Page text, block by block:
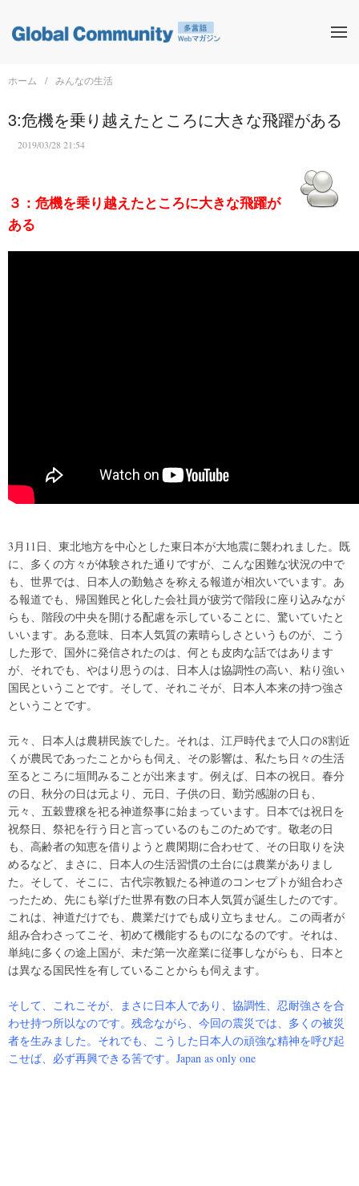
ホーム みんなの生活
3:危機を乗り越えたところに大きな飛躍がある
2019/03/28 21:54
３：危機を乗り越えたところに大きな飛躍が
ある
3月11日、東北地方を中心とした東日本が大地震に襲われました。既
に、多くの方々が体験された通りですが、こんな困難な状況の中で
も、世界では、日本人の勤勉さを称える報道が相次いでいます。あ
る報道でも、帰国難民と化した会社員が疲労で階段に座り込みなが
らも、階段の中央を開ける配慮を示していることに、驚いていたと
いいます。ある意味、日本人気質の素晴らしさというものが、こう
した形で、国外に発信されたのは、何とも皮肉な話ではあります
が、それでも、やはり思うのは、日本人は協調性の高い、粘り強い
国民ということです。そして、それこそが、日本人本来の持つ強さ
ということです。
元々、日本人は農耕民族でした。それは、江戸時代まで人口の8割近
くが農民であったことからも伺え、その影響は、私たち日々の生活
至るところに垣間みることが出来ます。例えば、日本の祝日。春分
の日、秋分の日は元より、元日、子供の日、勤労感謝の日も、
元々、五穀豊穣を祀る神道祭事に始まっています。日本では祝日を
祝祭日、祭祀を行う日と言っているのもこのためです。敬老の日
も、高齢者の知恵を借りようと農閑期に合わせて、その日取りを決
めるなど、まさに、日本人の生活習慣の土台には農業がありまし
た。そして、そこに、古代宗教観たる神道のコンセプトが組合わさ
ったため、先にも挙げた世界有数の日本人気質が誕生したのです。
これは、神道だけでも、農業だけでも成り立ちません。この両者が
組み合わさってこそ、初めて機能するものになるのです。それは、
単純に多くの途上国が、未だ第一次産業に従事しながらも、日本と
は異なる国民性を有していることからも伺えます。
そして、これこそが、まさに日本人であり、協調性、忍耐強さを合
わせ持つ所以なのです。残念ながら、今回の震災では、多くの被災
者を生みました。それでも、こうした日本人の頑強な精神を呼び起
こせば、必ず再興できる筈です。Japan as only one